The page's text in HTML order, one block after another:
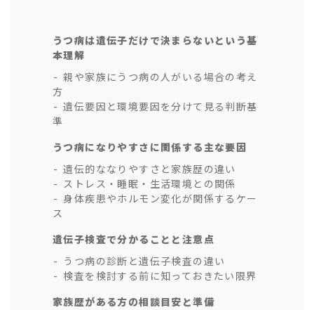
うつ病は遺伝子だけで決まらないという基
本理解
親や家族にうつ病の人がいる場合の考え
方
遺伝要因と環境要因を分けて見る判断基
準
うつ病になりやすさに関係する主な要因
遺伝的ななりやすさと家族歴の違い
ストレス・睡眠・生活環境との関係
身体疾患やホルモン変化が関係するケー
ス
遺伝子検査で分かることと注意点
うつ病の診断と遺伝子検査の違い
検査を検討する前に知っておきたい限界
家族歴がある方の相談目安と準備